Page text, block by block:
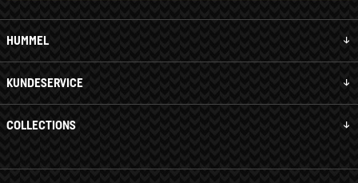
HUMMEL
KUNDESERVICE
COLLECTIONS